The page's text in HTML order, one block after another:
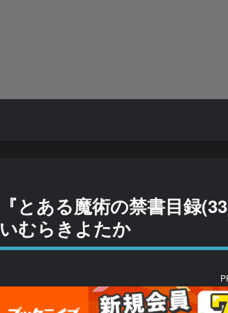
『とある魔術の禁書目録
いむらきよたか